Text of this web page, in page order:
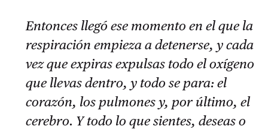
Entonces llegó ese momento en el que la
respiración empieza a detenerse, y cada
vez que expiras expulsas todo el oxígeno
que llevas dentro, y todo se para: el
corazón, los pulmones y, por último, el
cerebro. Y todo lo que sientes, deseas o